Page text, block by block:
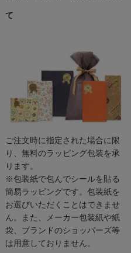
て
ご注文時に指定された場合に限
り、無料のラッピング包装を承
ります。
※包装紙で包んでシールを貼る
簡易ラッピングです。包装紙を
お選びいただくことはできませ
ん。また、メーカー包装紙や紙
袋、ブランドのショッパーズ等
は用意しておりません。